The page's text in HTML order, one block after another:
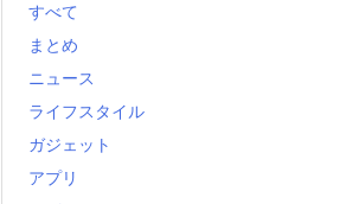
すべて
まとめ
ニュース
ライフスタイル
ガジェット
アプリ